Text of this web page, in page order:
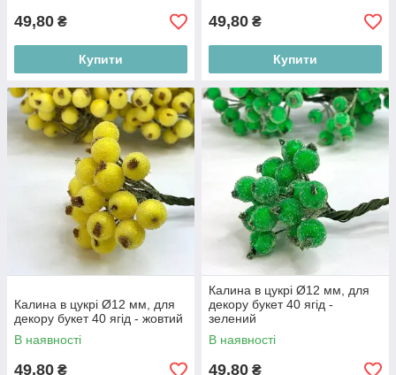
49,80 ₴
Купити
49,80 ₴
Купити
Калина в цукрі Ø12 мм, для
декору букет 40 ягід - жовтий
В наявності
49,80 ₴
Калина в цукрі Ø12 мм, для
декору букет 40 ягід -
зелений
В наявності
49,80 ₴